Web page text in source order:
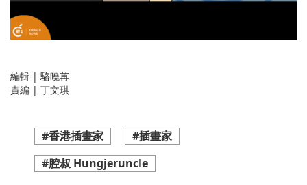
編輯 | 駱曉苒
責編 | 丁文琪
#香港插畫家
#插畫家
#腔叔 Hungjeruncle